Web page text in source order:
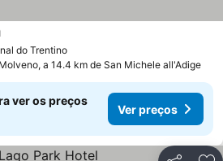
do TrentinoVer preços
Ver preços
Molveno, a 14.4 km de San Michele all'Adige
ver os preços
Ver preços